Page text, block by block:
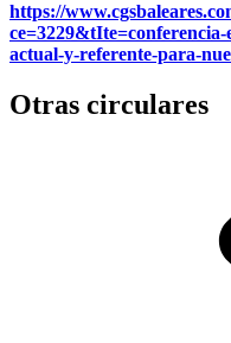
https://
actual-y-referente-para-
Otras circulares